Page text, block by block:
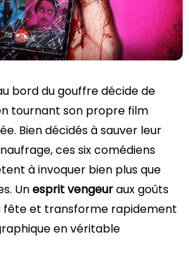
bord du gouffre décide de
tournant son propre film
Bien décidés à sauver leur
ces six comédiens
à invoquer bien plus que
Unesprit vengeuraux goûts
fête et transforme rapidement
en véritable